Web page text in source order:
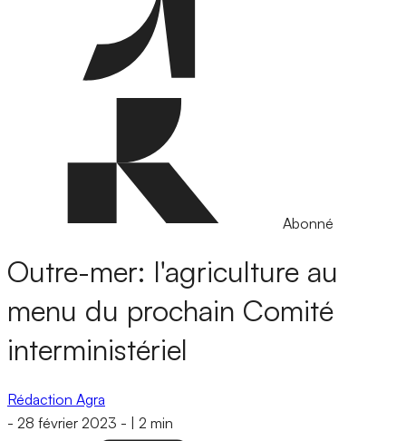
Abonné
Outre-mer: l'agriculture au
menu du prochain Comité
interministériel
Rédaction Agra
- 28 février 2023 - 2 min